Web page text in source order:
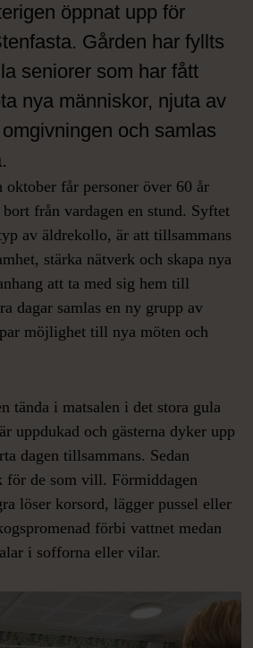
öppnat upp för
Gården har fyllts
seniorer som har fått
nya människor, njuta av
och samlas
oktober får personer över 60 år
från vardagen en stund. Syftet
av äldrekollo, är att tillsammans
stärka nätverk och skapa nya
att ta med sig hem till
dagar samlas en ny grupp av
möjlighet till nya möten och
tända i matsalen i det stora gula
uppdukad och gästerna dyker upp
dagen tillsammans. Sedan
för de som vill. Förmiddagen
löser korsord, lägger pussel eller
förbi vattnet medan
i sofforna eller vilar.